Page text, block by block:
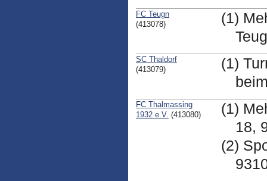
FC Teugn
(413078)
(1)
SC Thaldorf
(413079)
(1)
FC Thalmassing
1932 e.V. (413080)
(1)
18,
(2)